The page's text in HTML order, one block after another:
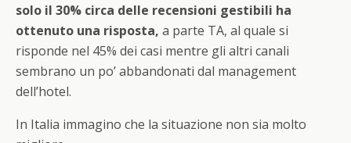
solo il 30% circa delle recensioni gestibili ha
ottenuto una risposta, a parte TA, al quale si
risponde nel 45% dei casi mentre gli altri canali
sembrano un po’ abbandonati dal management
dell’hotel.
In Italia immagino che la situazione non sia molto